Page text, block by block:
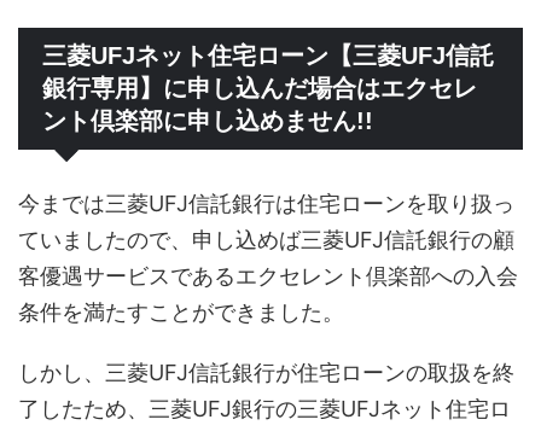
三菱UFJネット住宅ローン【三菱UFJ信託
銀行専用】に申し込んだ場合はエクセレ
ント倶楽部に申し込めません!!
今までは三菱UFJ信託銀行は住宅ローンを取り扱っ
ていましたので、申し込めば三菱UFJ信託銀行の顧
客優遇サービスであるエクセレント倶楽部への入会
条件を満たすことができました。
しかし、三菱UFJ信託銀行が住宅ローンの取扱を終
了したため、三菱UFJ銀行の三菱UFJネット住宅ロ